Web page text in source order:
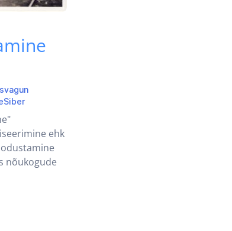
Siber
ehk
nõukogude